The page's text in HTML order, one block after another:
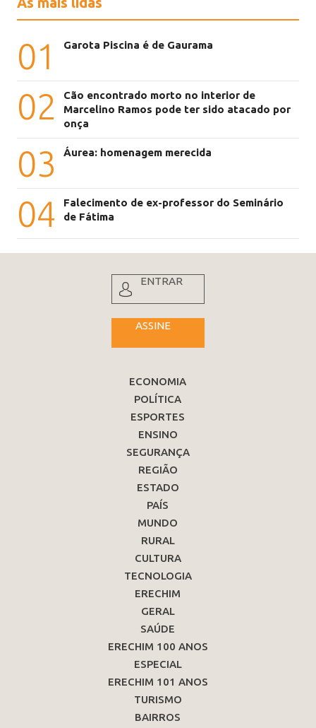
01 Garota Piscina é de Gaurama
02
Cão encontrado morto no interior de
Marcelino Ramos pode ter sido atacado por
onça
03 Áurea: homenagem merecida
04
Falecimento de ex-professor do Seminário
de Fátima
ENTRAR
ASSINE
ECONOMIA
POLÍTICA
ESPORTES
ENSINO
SEGURANÇA
REGIÃO
ESTADO
PAÍS
MUNDO
RURAL
CULTURA
TECNOLOGIA
ERECHIM
GERAL
SAÚDE
ERECHIM 100 ANOS
ESPECIAL
ERECHIM 101 ANOS
TURISMO
BAIRROS